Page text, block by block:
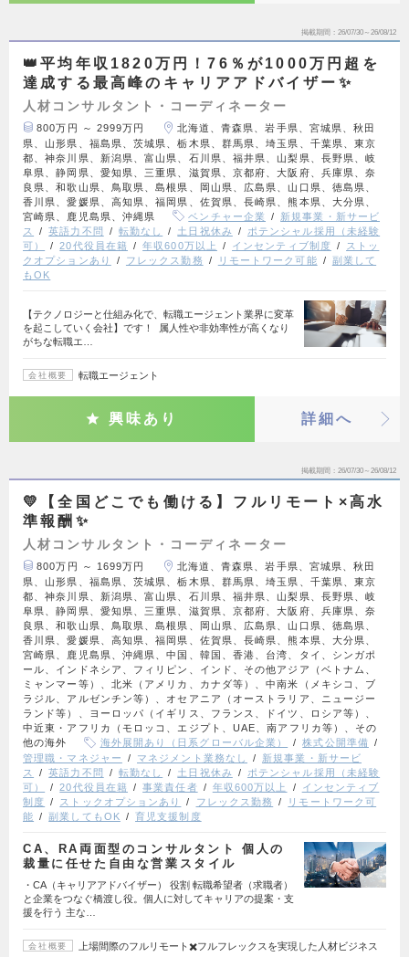
掲載期間 26/07/30～26/08/12
👑平均年収1820万円！76％が1000万円超を
達成する最高峰のキャリアアドバイザー✨
人材コンサルタント・コーディネーター
800万円 ～ 2999万円
北海道、青森県、岩手県、宮城県、秋田
県、山形県、福島県、茨城県、栃木県、群馬県、埼玉県、千葉県、東京
都、神奈川県、新潟県、富山県、石川県、福井県、山梨県、長野県、岐
阜県、静岡県、愛知県、三重県、滋賀県、京都府、大阪府、兵庫県、奈
良県、和歌山県、鳥取県、島根県、岡山県、広島県、山口県、徳島県、
香川県、愛媛県、高知県、福岡県、佐賀県、長崎県、熊本県、大分県、
宮崎県、鹿児島県、沖縄県
ベンチャー企業
新規事業・新サービ
ス
英語力不問 転勤なし 土日祝休み
ポテンシャル採用（未経験
可）
20代役員在籍 年収600万以上 インセンティブ制度
ストッ
クオプションあり
フレックス勤務 リモートワーク可能
副業して
もOK
【テクノロジーと仕組み化で、転職エージェント業界に変革
を起こしていく会社】です！ 属人性や非効率性が高くなり
がちな転職エ…
会社概要 転職エージェント
興味あり 詳細へ
掲載期間 26/07/30～26/08/12
💛【全国どこでも働ける】フルリモート×高水
準報酬✨
人材コンサルタント・コーディネーター
800万円 ～ 1699万円
北海道、青森県、岩手県、宮城県、秋田
県、山形県、福島県、茨城県、栃木県、群馬県、埼玉県、千葉県、東京
都、神奈川県、新潟県、富山県、石川県、福井県、山梨県、長野県、岐
阜県、静岡県、愛知県、三重県、滋賀県、京都府、大阪府、兵庫県、奈
良県、和歌山県、鳥取県、島根県、岡山県、広島県、山口県、徳島県、
香川県、愛媛県、高知県、福岡県、佐賀県、長崎県、熊本県、大分県、
宮崎県、鹿児島県、沖縄県、中国、韓国、香港、台湾、タイ、シンガポ
ール、インドネシア、フィリピン、インド、その他アジア（ベトナム、
ミャンマー等）、北米（アメリカ、カナダ等）、中南米（メキシコ、ブ
ラジル、アルゼンチン等）、オセアニア（オーストラリア、ニュージー
ランド等）、ヨーロッパ（イギリス、フランス、ドイツ、ロシア等）、
中近東・アフリカ（モロッコ、エジプト、UAE、南アフリカ等）、その
他の海外
海外展開あり（日系グローバル企業）
株式公開準備
管理職・マネジャー
マネジメント業務なし
新規事業・新サービ
ス
英語力不問 転勤なし 土日祝休み
ポテンシャル採用（未経験
可）
20代役員在籍 事業責任者 年収600万以上
インセンティブ
制度
ストックオプションあり フレックス勤務
リモートワーク可
能
副業してもOK 育児支援制度
CA、RA両面型のコンサルタント 個人の
裁量に任せた自由な営業スタイル
・CA（キャリアアドバイザー） 役割 転職希望者（求職者）
と企業をつなぐ橋渡し役。個人に対してキャリアの提案・支
援を行う 主な…
会社概要 上場間際のフルリモート✖️フルフレックスを実現した人材ビジネス